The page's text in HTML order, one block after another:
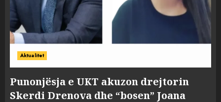
Aktualitet
Punonjësja e UKT akuzon drejtorin
Skerdi Drenova dhe “bosen” Joana